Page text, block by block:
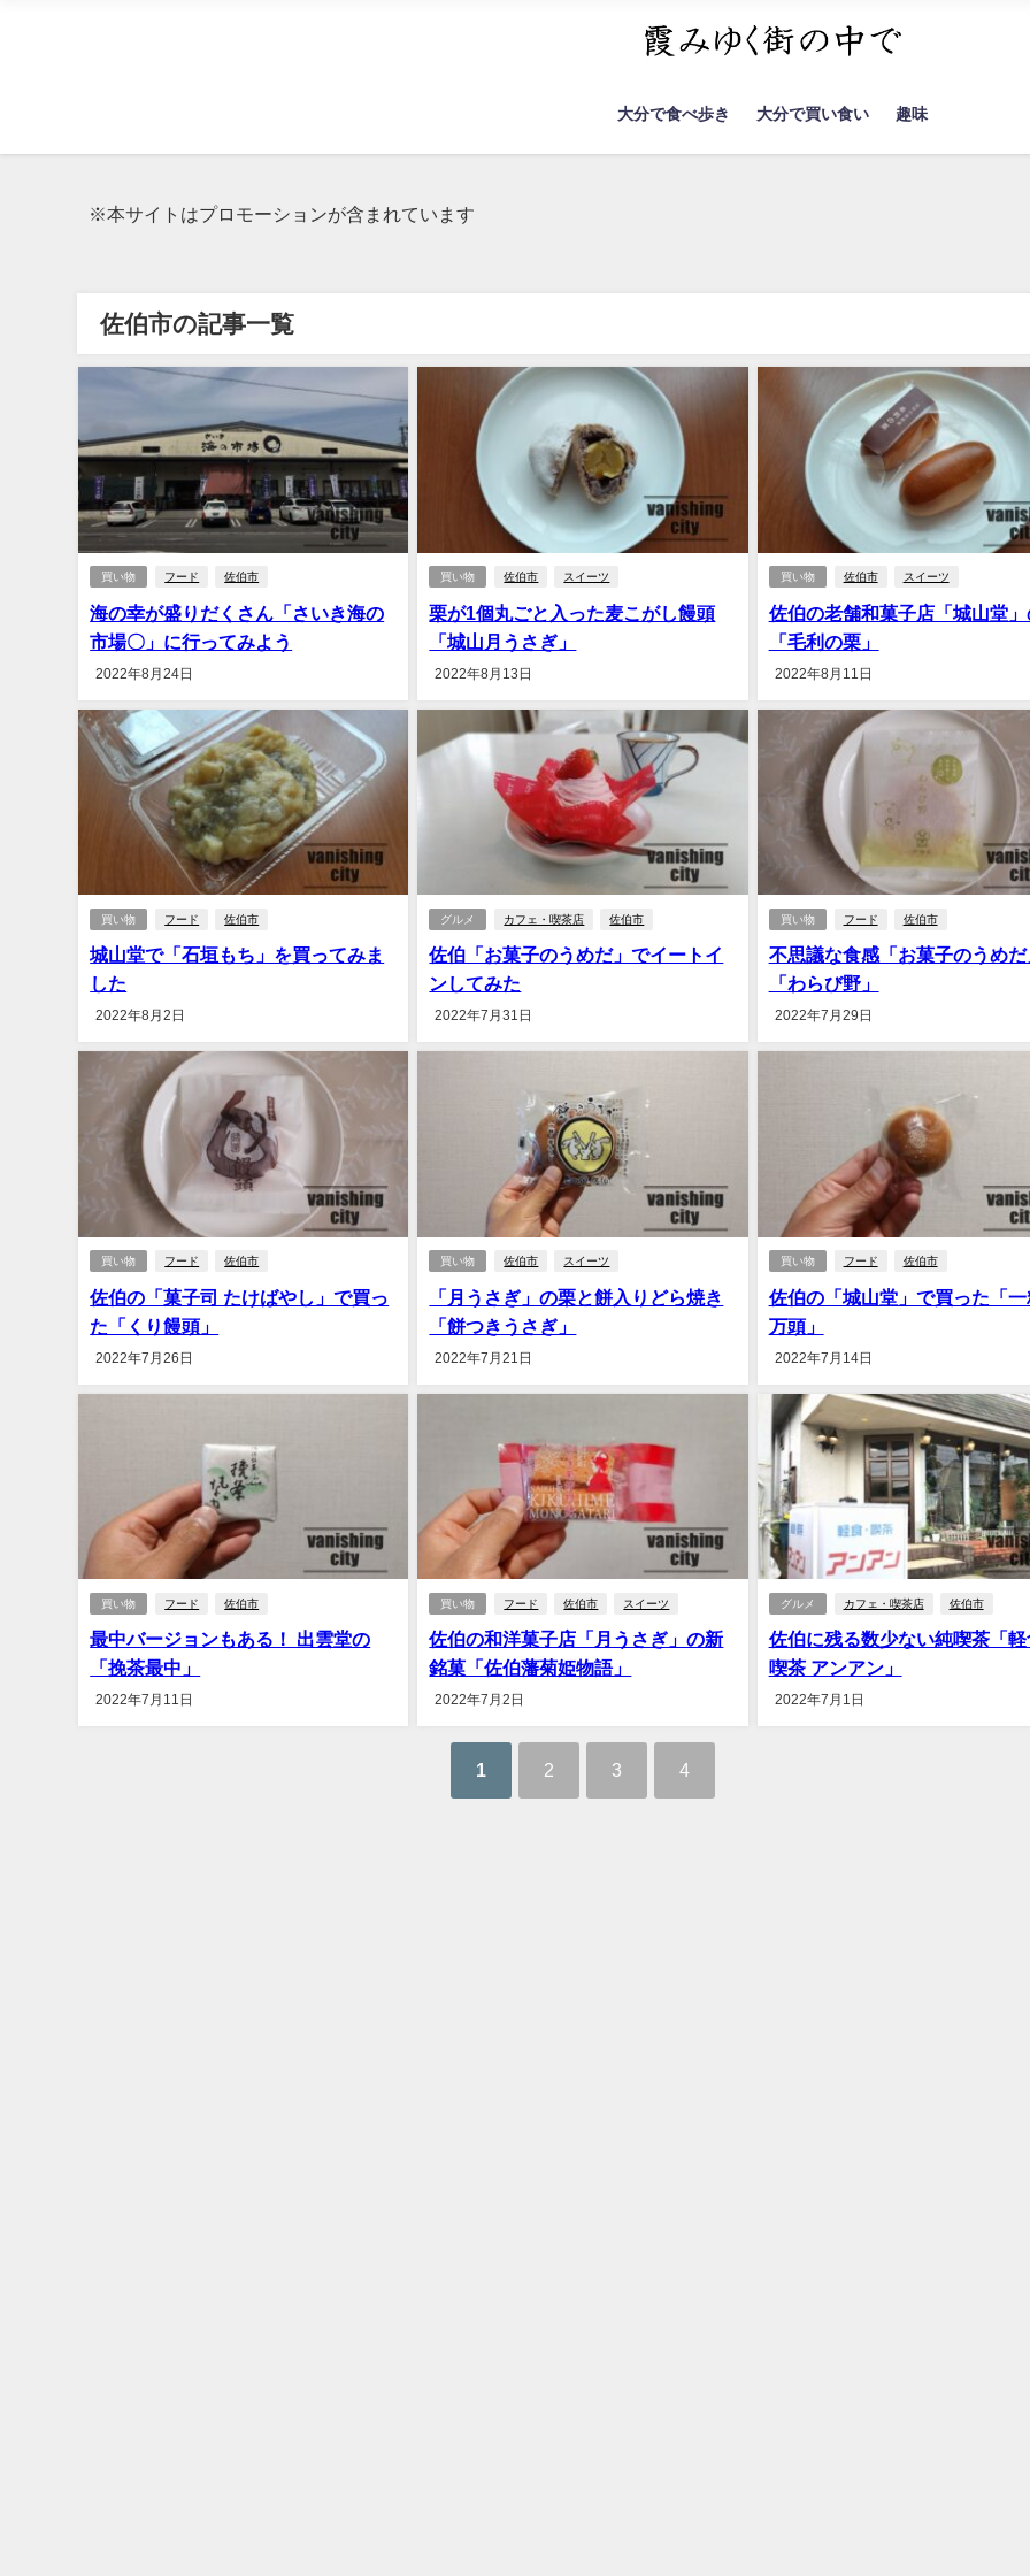
大分で食べ歩き 大分で買い食い 趣味
※本サイトはプロモーションが含まれています
佐伯市の記事一覧
買い物 フード 佐伯市
海の幸が盛りだくさん「さいき海の
市場〇」に行ってみよう
2022年8月24日
買い物 佐伯市 スイーツ
栗が1個丸ごと入った麦こがし饅頭
「城山月うさぎ」
2022年8月13日
買い物 佐伯市 スイーツ
佐伯の老舗和菓子店「城山堂」
「毛利の栗」
2022年8月11日
買い物 フード 佐伯市
城山堂で「石垣もち」を買ってみま
した
2022年8月2日
グルメ カフェ・喫茶店 佐伯市
佐伯「お菓子のうめだ」でイートイ
ンしてみた
2022年7月31日
買い物 フード 佐伯市
不思議な食感「お菓子のうめだ
「わらび野」
2022年7月29日
買い物 フード 佐伯市
佐伯の「菓子司 たけばやし」で買っ
た「くり饅頭」
2022年7月26日
買い物 佐伯市 スイーツ
「月うさぎ」の栗と餅入りどら焼き
「餅つきうさぎ」
2022年7月21日
買い物 フード 佐伯市
佐伯の「城山堂」で買った「一
万頭」
2022年7月14日
買い物 フード 佐伯市
最中バージョンもある！ 出雲堂の
「挽茶最中」
2022年7月11日
買い物 フード 佐伯市 スイーツ
佐伯の和洋菓子店「月うさぎ」の新
銘菓「佐伯藩菊姫物語」
2022年7月2日
グルメ カフェ・喫茶店 佐伯市
佐伯に残る数少ない純喫茶「軽
喫茶 アンアン」
2022年7月1日
1 2 3 4